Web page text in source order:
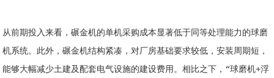
从前期投入来看，碾金机的单机采购成本显著低于同等处理能力的球磨
机系统。此外，碾金机结构紧凑，对厂房基础要求较低，安装周期短，
能够大幅减少土建及配套电气设施的建设费用。相比之下，“球磨机+浮